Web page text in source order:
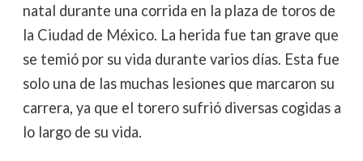
natal durante una corrida en la plaza de toros de
la Ciudad de México. La herida fue tan grave que
se temió por su vida durante varios días. Esta fue
solo una de las muchas lesiones que marcaron su
carrera, ya que el torero sufrió diversas cogidas a
lo largo de su vida.